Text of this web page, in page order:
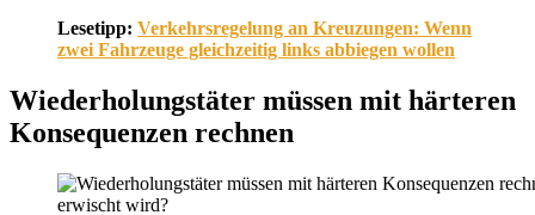
Lesetipp: Verkehrsregelung an Kreuzungen: Wenn
zwei Fahrzeuge gleichzeitig links abbiegen wollen
Wiederholungstäter müssen mit härteren
Konsequenzen rechnen